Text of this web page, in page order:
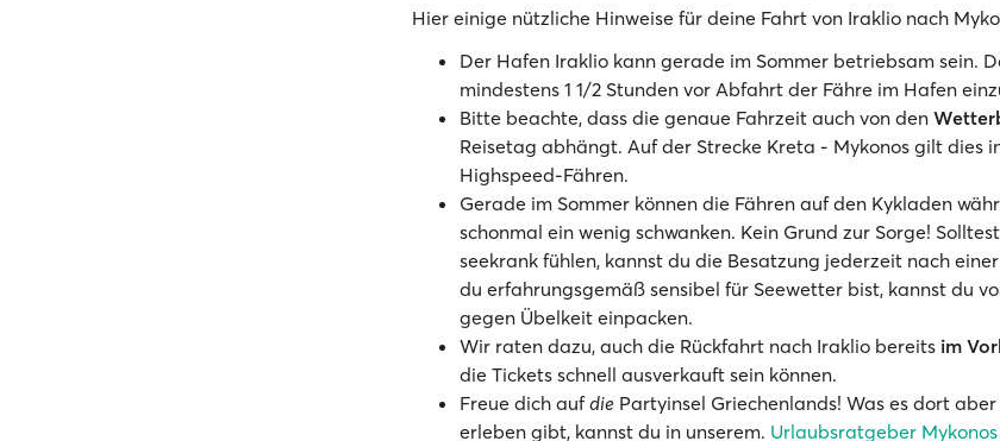
Hier einige nützliche Hinweise für deine Fahrt von Iraklio nach
Der Hafen Iraklio kann gerade im Sommer betriebsam sein.
mindestens 1 1/2 Stunden vor Abfahrt der Fähre im Hafen
Bitte beachte, dass die genaue Fahrzeit auch von den
Reisetag abhängt. Auf der Strecke Kreta - Mykonos gilt dies
Highspeed-Fähren.
Gerade im Sommer können die Fähren auf den Kykladen
schonmal ein wenig schwanken. Kein Grund zur Sorge!
seekrank fühlen, kannst du die Besatzung jederzeit nach
du erfahrungsgemäß sensibel für Seewetter bist, kannst du
gegen Übelkeit einpacken.
Wir raten dazu, auch die Rückfahrt nach Iraklio bereits im
die Tickets schnell ausverkauft sein können.
Freue dich aufdie Partyinsel Griechenlands! Was es dort
erleben gibt, kannst du in unserem. Urlaubsratgeber Mykonos